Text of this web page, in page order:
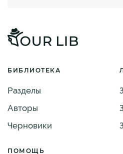
БИБЛИОТЕКА
Разделы
Авторы
Черновики
ПОМОЩЬ